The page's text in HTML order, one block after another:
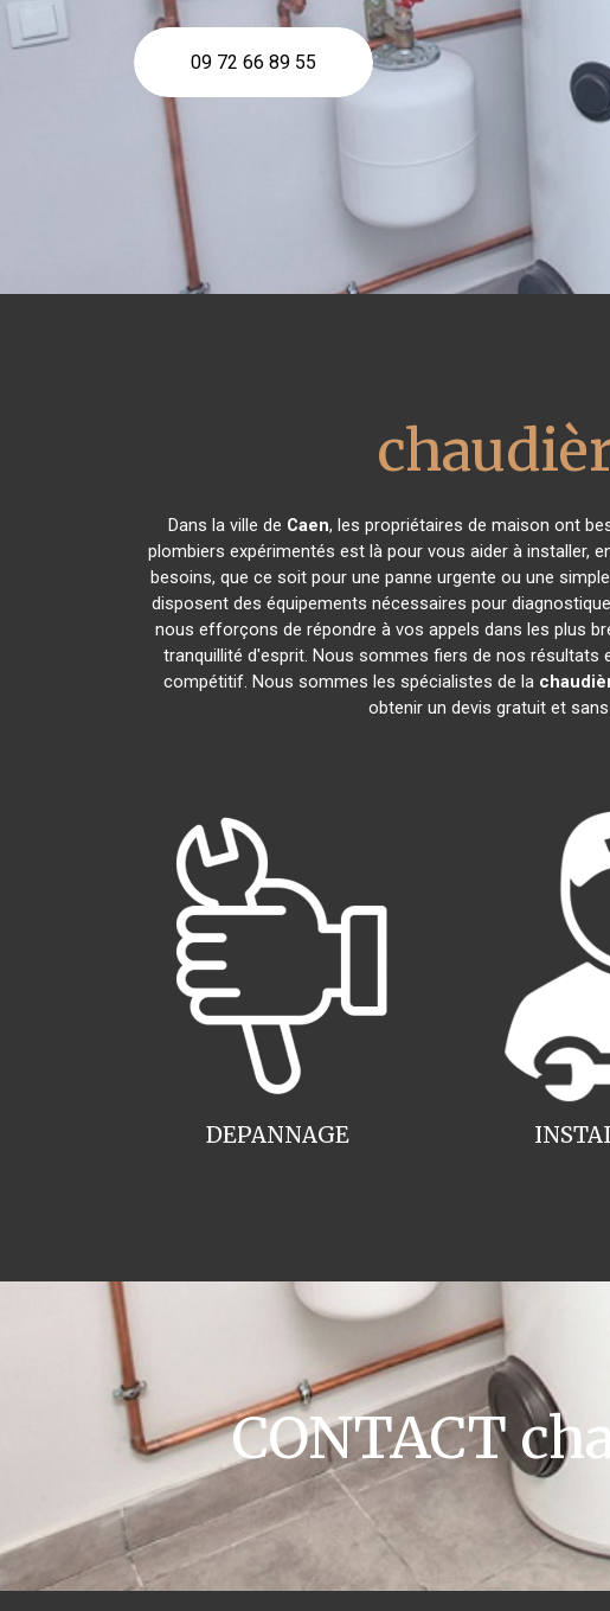
09 72 66 89 55
Dans la ville de Caen, les propriétaires de maison ont
plombiers expérimentés est là pour vous aider à installer,
besoins, que ce soit pour une panne urgente ou une
disposent des équipements nécessaires pour
nous efforçons de répondre à vos appels dans les plus
tranquillité d'esprit. Nous sommes fiers de nos
compétitif. Nous sommes les spécialistes de la
obtenir un devis gratuit et
DEPANNAGE
CONTACT